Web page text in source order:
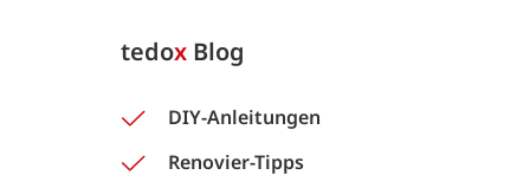
tedox Blog
DIY-Anleitungen
Renovier-Tipps